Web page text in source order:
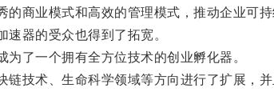
业模式和高效的管理模式，推动企业可持
器的受众也得到了拓宽。
了一个拥有全方位技术的创业孵化器。
术、生命科学领域等方向进行了扩展，并